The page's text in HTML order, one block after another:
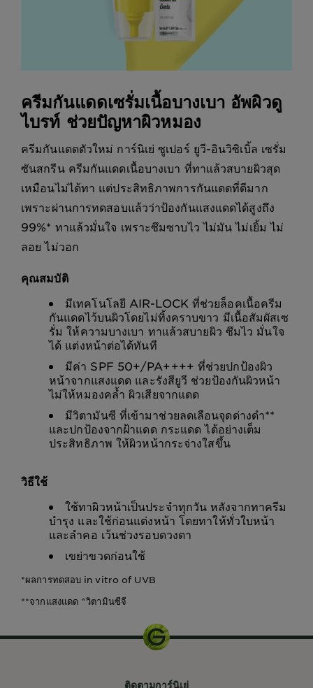
ครีมกันแดดเซรั่มเนื้อบางเบา อัพผิวดู
ไบรท์ ช่วยปัญหาผิวหมอง
ครีมกันแดดตัวใหม่ การ์นิเย่ ซูเปอร์ ยูวี-อินวิซิเบิ้ล เซรั่ม
ซันสกรีน ครีมกันแดดเนื้อบางเบา ที่ทาแล้วสบายผิวสุด
เหมือนไม่ได้ทา แต่ประสิทธิภาพการกันแดดที่ดีมาก
เพราะผ่านการทดสอบแล้วว่าป้องกันแสงแดดได้สูงถึง
99%* ทาแล้วมั่นใจ เพราะซึมซาบไว ไม่มัน ไม่เยิ้ม ไม่
ลอย ไม่วอก
คุณสมบัติ
มีเทคโนโลยี AIR-LOCK ที่ช่วยล็อคเนื้อครีม
กันแดดไว้บนผิวโดยไม่ทิ้งคราบขาว มีเนื้อสัมผัสเซ
รั่ม ให้ความบางเบา ทาแล้วสบายผิว ซึมไว มั่นใจ
ได้ แต่งหน้าต่อได้ทันที
มีค่า SPF 50+/PA++++ ที่ช่วยปกป้องผิว
หน้าจากแสงแดด และรังสียูวี ช่วยป้องกันผิวหน้า
ไม่ให้หมองคล้ำ ผิวเสียจากแดด
มีวิตามันซี ที่เข้ามาช่วยลดเลือนจุดด่างดำ**
และปกป้องจากฝ้าแดด กระแดด ได้อย่างเต็ม
ประสิทธิภาพ ให้ผิวหน้ากระจ่างใสขึ้น
วิธีใช้
ใช้ทาผิวหน้าเป็นประจำทุกวัน หลังจากทาครีม
บำรุง และใช้ก่อนแต่งหน้า โดยทาให้ทั่วใบหน้า
และลำคอ เว้นช่วงรอบดวงตา
เขย่าขวดก่อนใช้
*ผลการทดสอบ in vitro of UVB
**จากแสงแดด ^วิตามินซีจี
ติดตามการ์นิเย่